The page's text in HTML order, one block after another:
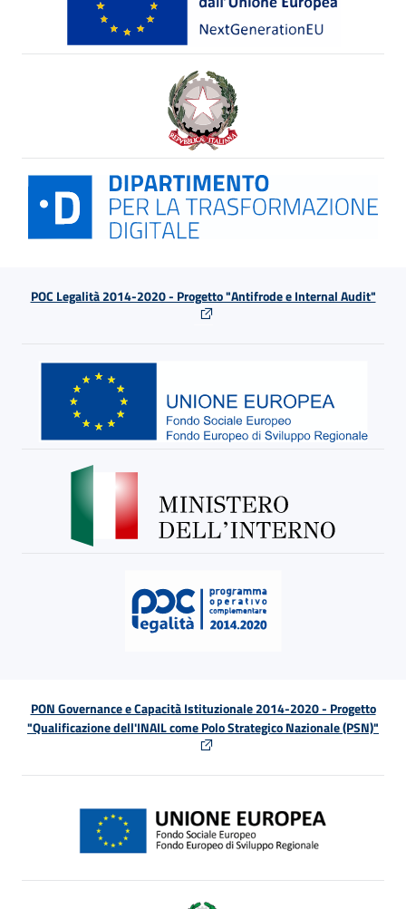
POC Legalità 2014-2020 - Progetto "Antifrode e Internal Audit"
PON Governance e Capacità Istituzionale 2014-2020 - Progetto
"Qualificazione dell'INAIL come Polo Strategico Nazionale (PSN)"